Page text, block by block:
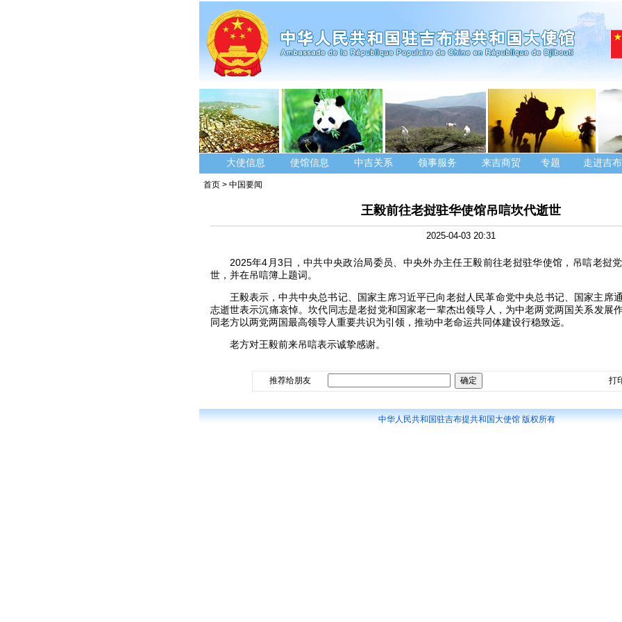
大使信息 使馆信息 中吉关系 领事服务 来吉商贸 专题 走进吉
首页 > 中国要闻
王毅前往老挝驻华使馆吊唁坎代逝世
2025-04-03 20:31
2025年4月3日，中共中央政治局委员、中央外办主任王毅前往老挝驻华使馆，吊唁老挝
世，并在吊唁簿上题词。
王毅表示，中共中央总书记、国家主席习近平已向老挝人民革命党中央总书记、国家主席
志逝世表示沉痛哀悼。坎代同志是老挝党和国家老一辈杰出领导人，为中老两党两国关系发展
同老方以两党两国最高领导人重要共识为引领，推动中老命运共同体建设行稳致远。
老方对王毅前来吊唁表示诚挚感谢。
推荐给朋友 打
中华人民共和国驻吉布提共和国大使馆 版权所有